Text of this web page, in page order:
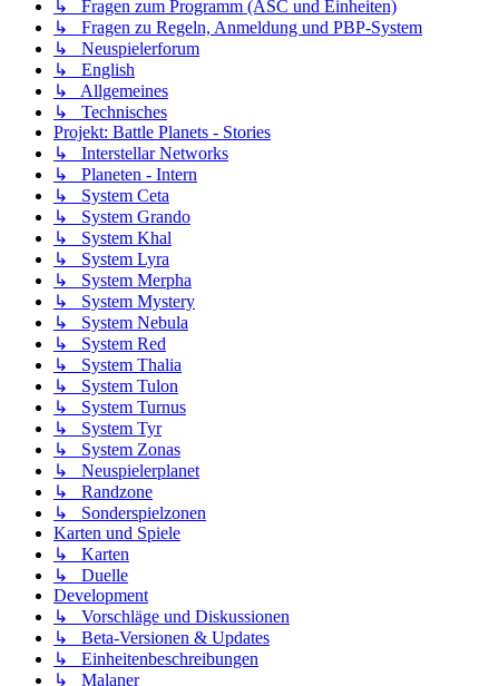
↳ Fragen zum Programm (ASC und Einheiten)
↳ Fragen zu Regeln, Anmeldung und PBP-System
↳ Neuspielerforum
↳ English
↳ Allgemeines
↳ Technisches
Projekt: Battle Planets - Stories
↳ Interstellar Networks
↳ Planeten - Intern
↳ System Ceta
↳ System Grando
↳ System Khal
↳ System Lyra
↳ System Merpha
↳ System Mystery
↳ System Nebula
↳ System Red
↳ System Thalia
↳ System Tulon
↳ System Turnus
↳ System Tyr
↳ System Zonas
↳ Neuspielerplanet
↳ Randzone
↳ Sonderspielzonen
Karten und Spiele
↳ Karten
↳ Duelle
Development
↳ Vorschläge und Diskussionen
↳ Beta-Versionen & Updates
↳ Einheitenbeschreibungen
↳ Malaner